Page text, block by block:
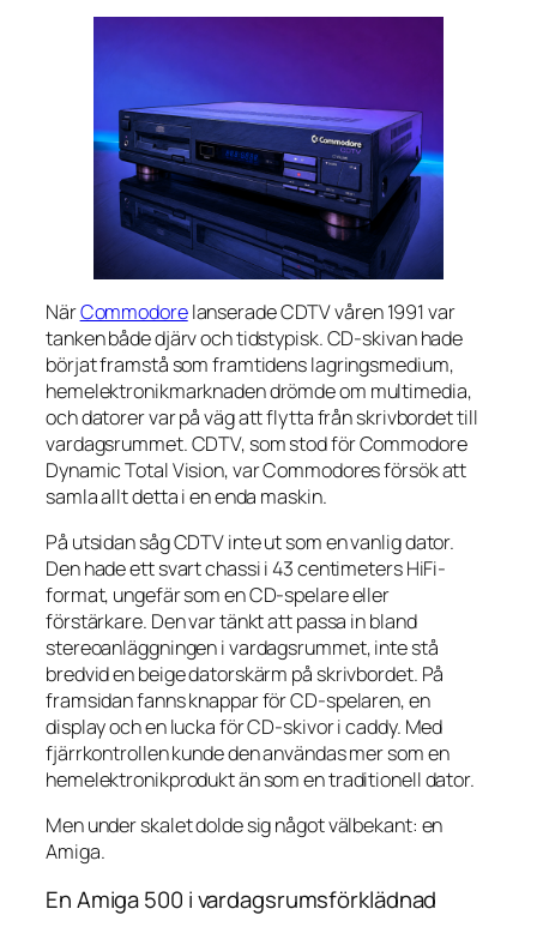
NärCommodorelanserade CDTV våren 1991 var
tanken både djärv och tidstypisk. CD-skivan hade
börjat framstå som framtidens lagringsmedium,
hemelektronikmarknaden drömde om multimedia,
och datorer var på väg att flytta från skrivbordet till
vardagsrummet. CDTV, som stod för Commodore
Dynamic Total Vision, var Commodores försök att
samla allt detta i en enda maskin.
På utsidan såg CDTV inte ut som en vanlig dator.
Den hade ett svart chassi i 43 centimeters HiFi-
format, ungefär som en CD-spelare eller
förstärkare. Den var tänkt att passa in bland
stereoanläggningen i vardagsrummet, inte stå
bredvid en beige datorskärm på skrivbordet. På
framsidan fanns knappar för CD-spelaren, en
display och en lucka för CD-skivor i caddy. Med
fjärrkontrollen kunde den användas mer som en
hemelektronikprodukt än som en traditionell dator.
Men under skalet dolde sig något välbekant: en
Amiga.
En Amiga 500 i vardagsrumsförklädnad